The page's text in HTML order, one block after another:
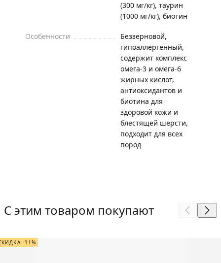
(300 мг/кг), таурин
(1000 мг/кг), биотин
Особенности
Беззерновой,
гипоаллергенный,
содержит комплекс
омега-3 и омега-6
жирных кислот,
антиоксидантов и
биотина для
здоровой кожи и
блестящей шерсти,
подходит для всех
пород
С этим товаром покупают
-11%